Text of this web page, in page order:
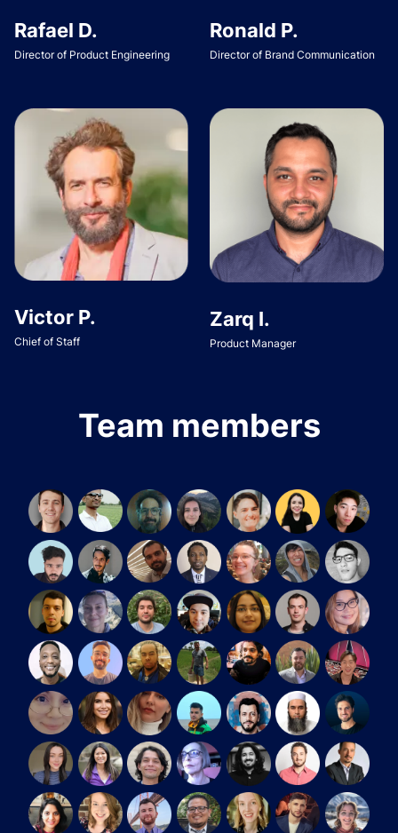
Rafael D.
Director of Product Engineering
Ronald P.
Director of Brand Communication
Victor P.
Chief of Staff
Zarq I.
Product Manager
Team members